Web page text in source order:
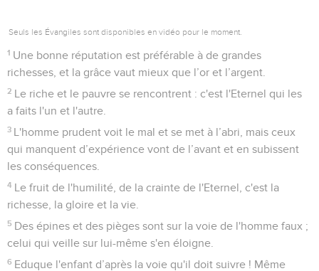
Seuls les Évangiles sont disponibles en vidéo pour le moment.
1 Une bonne réputation est préférable à de grandes
richesses, et la grâce vaut mieux que l’or et l’argent.
2 Le riche et le pauvre se rencontrent : c'est l'Eternel qui les
a faits l'un et l'autre.
3 L'homme prudent voit le mal et se met à l’abri, mais ceux
qui manquent d’expérience vont de l’avant et en subissent
les conséquences.
4 Le fruit de l'humilité, de la crainte de l'Eternel, c'est la
richesse, la gloire et la vie.
5 Des épines et des pièges sont sur la voie de l'homme faux ;
celui qui veille sur lui-même s'en éloigne.
6 Eduque l'enfant d’après la voie qu'il doit suivre ! Même